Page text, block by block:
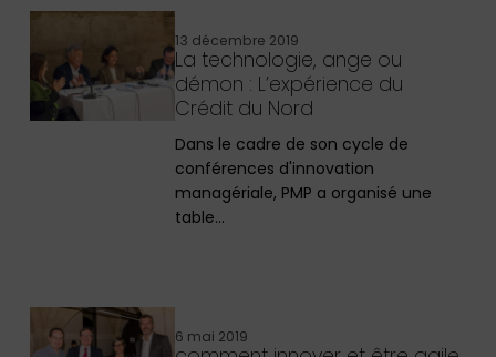
13 décembre 2019
La technologie, ange ou
démon : L’expérience du
Crédit du Nord
Dans le cadre de son cycle de
conférences d'innovation
managériale, PMP a organisé une
table…
6 mai 2019